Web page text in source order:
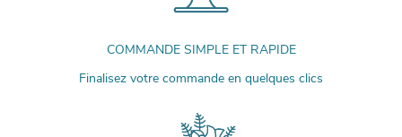
COMMANDE SIMPLE ET RAPIDE
Finalisez votre commande en quelques clics